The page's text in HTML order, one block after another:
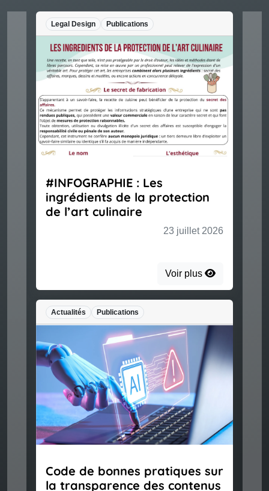
Legal Design Publications
#INFOGRAPHIE : Les
ingrédients de la protection
de l’art culinaire
23 juillet 2026
Voir plus
Actualités Publications
Code de bonnes pratiques sur
la transparence des contenus